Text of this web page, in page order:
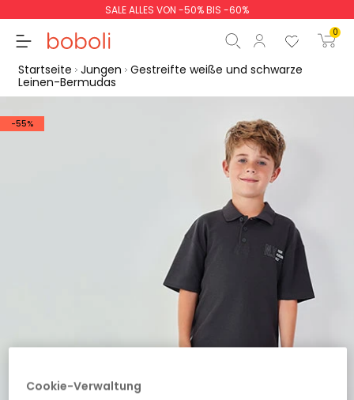
SALE ALLES VON -50% BIS -60%
0
Start der Bestellung
Startseite Jungen Gestreifte weiße und schwarze
Leinen-Bermudas
-55%
Cookie-Verwaltung